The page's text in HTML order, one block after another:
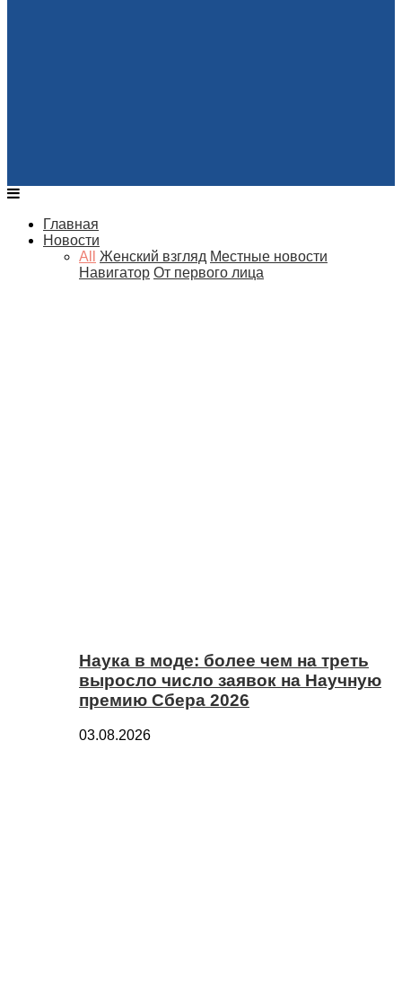
Главная
Новости
All
Женский взгляд Местные новости
Навигатор От первого лица
Наука в моде: более чем на треть
выросло число заявок на Научную
премию Сбера 2026
03.08.2026